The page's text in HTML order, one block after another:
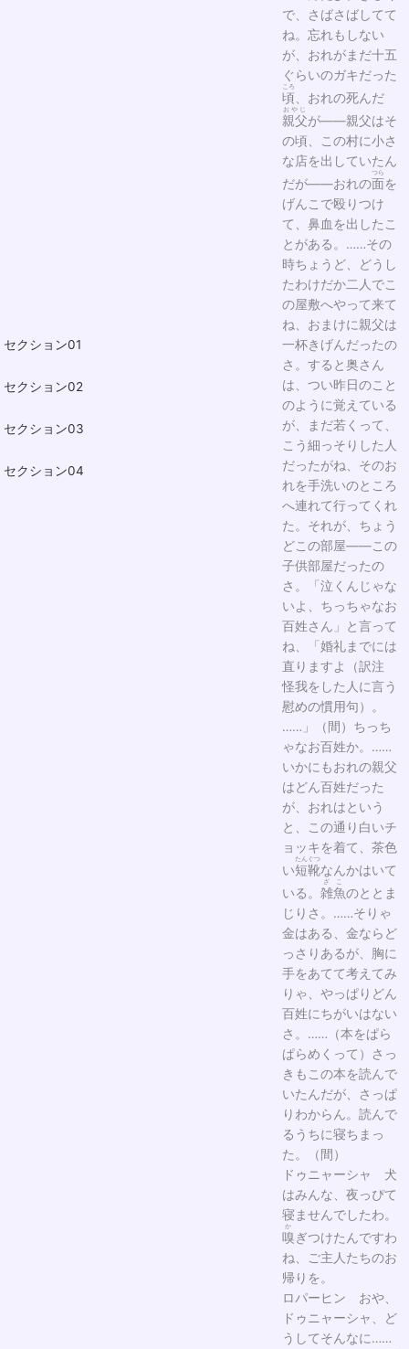
で、さばさばしてて
ね。忘れもしない
が、おれがまだ十五
ぐらいのガキだった
頃
ころ
、おれの死んだ
親父
おやじ
が――親父はそ
の頃、この村に小さ
な店を出していたん
だが――おれの面
つら
を
げんこで殴りつけ
て、鼻血を出したこ
とがある。……その
時ちょうど、どうし
たわけだか二人でこ
の屋敷へやって来て
ね、おまけに親父は
一杯きげんだったの
さ。すると奥さん
は、つい昨日のこと
のように覚えている
が、まだ若くって、
こう細っそりした人
だったがね、そのお
れを手洗いのところ
へ連れて行ってくれ
た。それが、ちょう
どこの部屋――この
子供部屋だったの
さ。「泣くんじゃな
いよ、ちっちゃなお
百姓さん」と言って
ね、「婚礼までには
直りますよ（訳注
怪我をした人に言う
慰めの慣用句）。
……」（間）ちっち
ゃなお百姓か。……
いかにもおれの親父
はどん百姓だった
が、おれはという
と、この通り白いチ
ョッキを着て、茶色
い短靴
たんぐつ
なんかはいて
いる。 雑魚
ざこ
のととま
じりさ。……そりゃ
金はある、金ならど
っさりあるが、胸に
手をあてて考えてみ
りゃ、やっぱりどん
百姓にちがいはない
さ。……（本をぱら
ぱらめくって）さっ
きもこの本を読んで
いたんだが、さっぱ
りわからん。読んで
るうちに寝ちまっ
た。（間）
ドゥニャーシャ 犬
はみんな、夜っぴて
寝ませんでしたわ。
嗅
か
ぎつけたんですわ
ね、ご主人たちのお
帰りを。
ロパーヒン おや、
ドゥニャーシャ、ど
うしてそんなに……
セクション01
セクション02
セクション03
セクション04